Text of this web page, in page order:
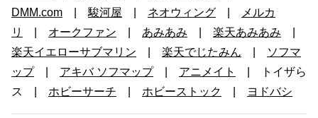
DMM.com
駿河屋 ネオウィング
メルカ
リ
オークファン あみあみ 楽天あみあみ
楽天イエローサブマリン
楽天でじたみん
ソフマ
ップ| アキバ ソフマップ| アニメイト
| トイザら
ス | ホビーサーチ ホビーストック ヨドバシ